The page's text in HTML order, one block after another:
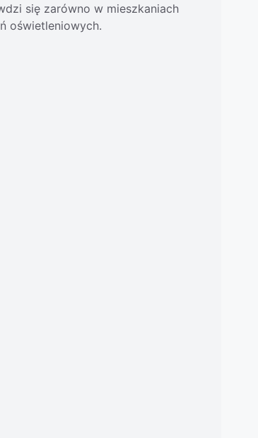
się zarówno w mieszkaniach
oświetleniowych.